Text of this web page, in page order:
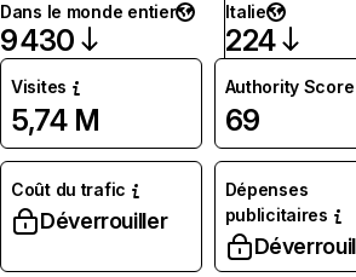
Dans le monde entier
9 430
Italie
224
Visites
5,74 M
Authority Score
69
Coût du trafic
Déverrouiller
Dépenses
publicitaires